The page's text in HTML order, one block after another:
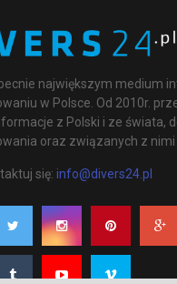
największym medium
w Polsce. Od 2010r.
z Polski i ze świata,
oraz związanych z nimi
się: info@divers24.pl